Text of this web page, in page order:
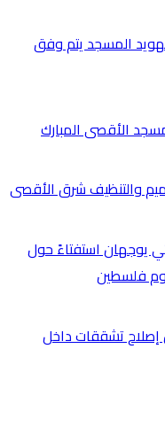
المسجد يتم وفق
والتنظيف شرق الأقصى
يوجهان استفتاءً حول
فلسطين
إصلاح تشققات داخل